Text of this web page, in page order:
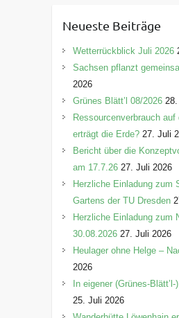
g
o
r
e
n
Neueste Beiträge
Wetterrückblick Juli 2026
Sachsen pflanzt
2026
Grünes Blätt’l 08/2026
Ressourcenverbrauch
erträgt die Erde? 27. Juli
Bericht über die
am 17.7.26 27. Juli 2026
Herzliche Einladung zum
Gartens der TU Dresden
Herzliche Einladung zum
30.08.2026 27. Juli 2026
Heulager ohne Helge –
2026
In eigener (Grünes-
25. Juli 2026